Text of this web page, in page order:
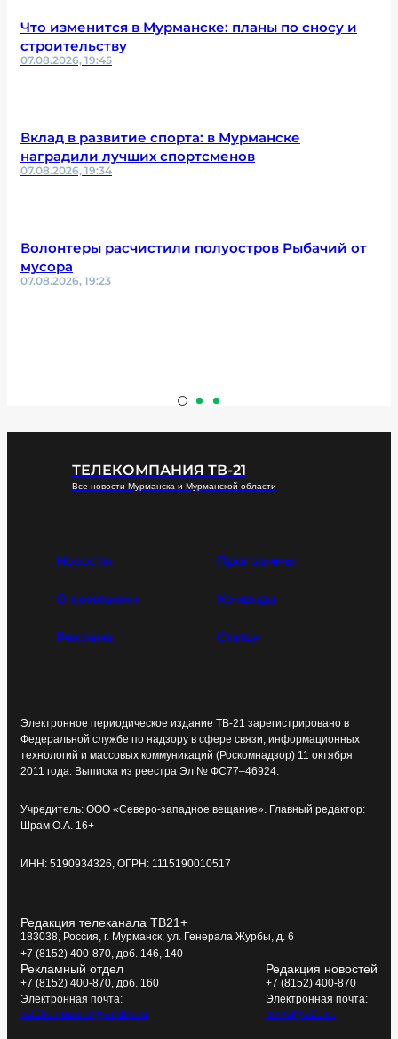
Что изменится в Мурманске: планы по сносу и
строительству
07.08.2026, 19:45
Вклад в развитие спорта: в Мурманске
наградили лучших спортсменов
07.08.2026, 19:34
Волонтеры расчистили полуостров Рыбачий от
мусора
07.08.2026, 19:23
ТЕЛЕКОМПАНИЯ ТВ-21
Все новости Мурманска и Мурманской области
Новости Программы
О компании Команда
Реклама Статьи
Электронное периодическое издание ТВ-21 зарегистрировано в
Федеральной службе по надзору в сфере связи, информационных
технологий и массовых коммуникаций (Роскомнадзор) 11 октября
2011 года. Выписка из реестра Эл № ФС77–46924.
Учредитель: ООО «Северо-западное вещание». Главный редактор:
Шрам О.А. 16+
ИНН: 5190934326, ОГРН: 1115190010517
Редакция телеканала ТВ21+
183038, Россия, г. Мурманск, ул. Генерала Журбы, д. 6
+7 (8152) 400-870, доб. 146, 140
Рекламный отдел
+7 (8152) 400-870, доб. 160
Электронная почта:
tv21kompania@yandex.ru
Редакция новостей
+7 (8152) 400-870
Электронная почта:
news@tv21.ru